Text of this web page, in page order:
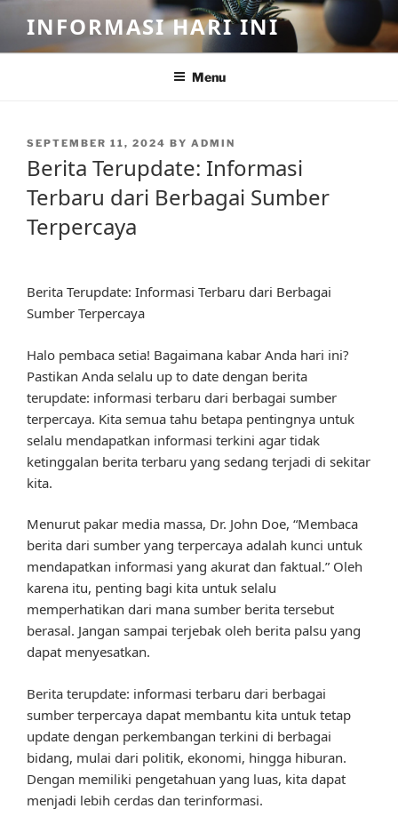
content
INFORMASI HARI INI
Menu
POSTED
SEPTEMBER 11, 2024 BY ADMIN
Berita Terupdate: Informasi
Terbaru dari Berbagai Sumber
Terpercaya
Berita Terupdate: Informasi Terbaru dari Berbagai
Sumber Terpercaya
Halo pembaca setia! Bagaimana kabar Anda hari ini?
Pastikan Anda selalu up to date dengan berita
terupdate: informasi terbaru dari berbagai sumber
terpercaya. Kita semua tahu betapa pentingnya untuk
selalu mendapatkan informasi terkini agar tidak
ketinggalan berita terbaru yang sedang terjadi di sekitar
kita.
Menurut pakar media massa, Dr. John Doe, “Membaca
berita dari sumber yang terpercaya adalah kunci untuk
mendapatkan informasi yang akurat dan faktual.” Oleh
karena itu, penting bagi kita untuk selalu
memperhatikan dari mana sumber berita tersebut
berasal. Jangan sampai terjebak oleh berita palsu yang
dapat menyesatkan.
Berita terupdate: informasi terbaru dari berbagai
sumber terpercaya dapat membantu kita untuk tetap
update dengan perkembangan terkini di berbagai
bidang, mulai dari politik, ekonomi, hingga hiburan.
Dengan memiliki pengetahuan yang luas, kita dapat
menjadi lebih cerdas dan terinformasi.